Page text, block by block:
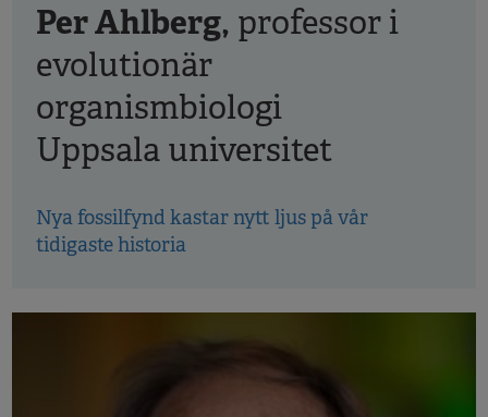
Per Ahlberg, professor i
evolutionär
organismbiologi
Uppsala universitet
Nya fossilfynd kastar nytt ljus på vår
tidigaste historia